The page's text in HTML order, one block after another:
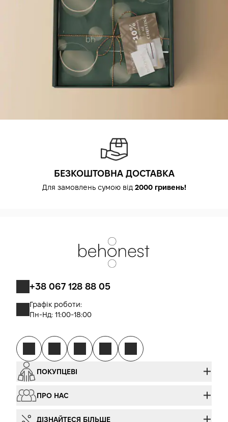
БЕЗКОШТОВНА ДОСТАВКА
Для замовлень сумою від 2000 гривень!
+38 067 128 88 05
Графік роботи:
Пн-Нд: 11:00-18:00
ПОКУПЦЕВІ
ПРО НАС
ДІЗНАЙТЕСЯ БІЛЬШЕ